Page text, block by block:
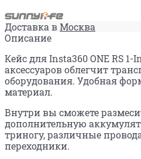
Доставка вМосква
Описание
Кейс для Insta360 ONE RS 1-
аксессуаров облегчит
оборудования. Удобная
материал.
Внутри вы сможете
дополнительную
триногу, различные
переходники.